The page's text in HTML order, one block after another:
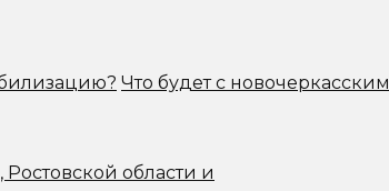
Что будет с новочеркасским
Ростовской области и